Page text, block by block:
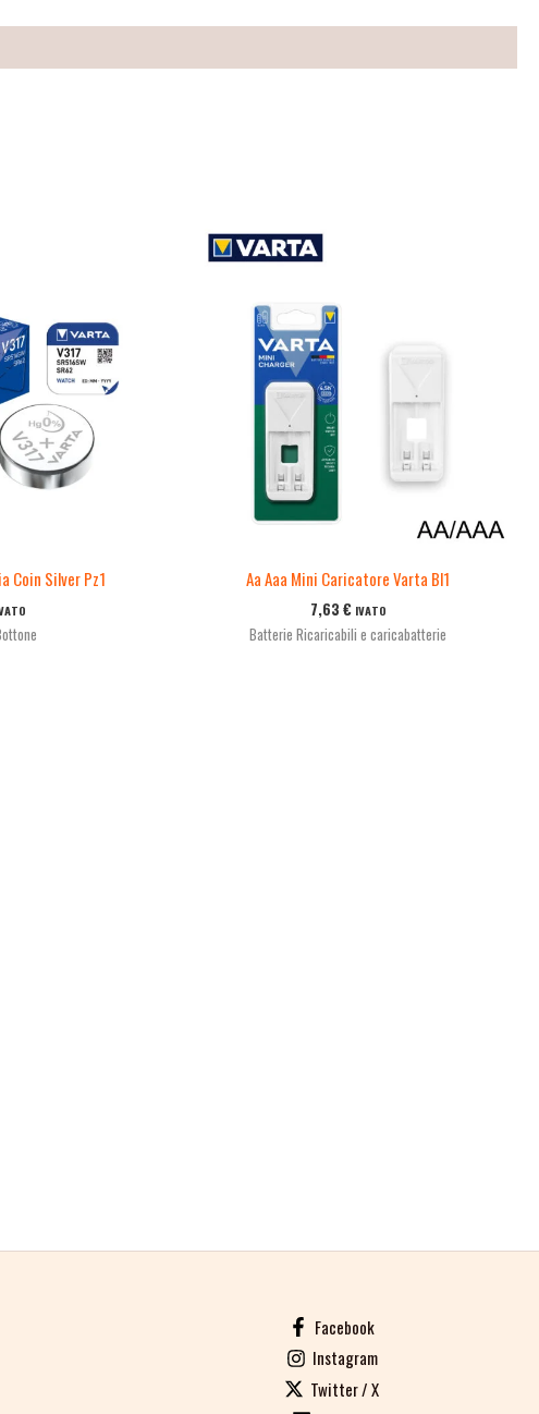
Coin Silver Pz1 Aa Aaa Mini Caricatore Varta Bl1
7,63 € IVATO
Batterie Ricaricabili e caricabatterie
Facebook
Instagram
Twitter / X